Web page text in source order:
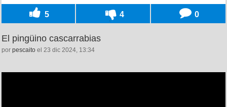
5 4 0
El pingüino cascarrabias
por pescaito el 23 dic 2024, 13:34